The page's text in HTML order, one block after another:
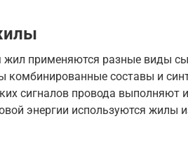
жил применяются разные виды
комбинированные составы и
сигналов провода выполняют
энергии используются жилы